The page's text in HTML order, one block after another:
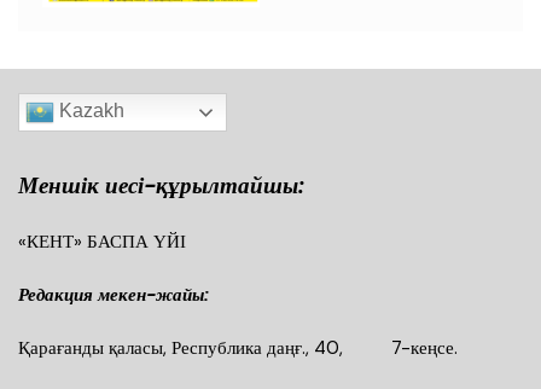
Kazakh
Меншік иесі-құрылтайшы:
«КЕНТ» БАСПА ҮЙІ
Редакция мекен-жайы:
Қарағанды қаласы, Республика даңғ., 40, 7-кеңсе.